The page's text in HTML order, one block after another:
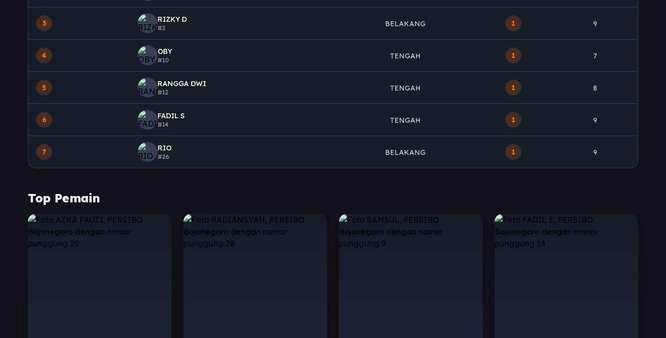
3 RIZKY D
#2 BELAKANG 1 9
4 OBY
#10 TENGAH 1 7
5 RANGGA DWI
#12 TENGAH 1 8
6 FADIL S
#14 TENGAH 1 9
7 RIO
#26 BELAKANG 1 9
Top Pemain